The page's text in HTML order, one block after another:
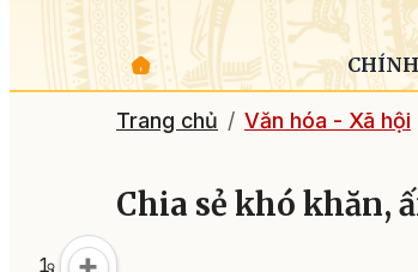
Trang chủ Văn hóa - Xã hội
Chia sẻ khó khăn,